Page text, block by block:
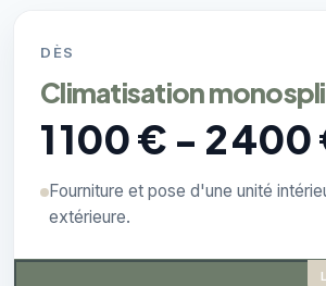
DÈS
Climatisation
1 100 € - 2 400
Fourniture et pose d'une unité
extérieure.